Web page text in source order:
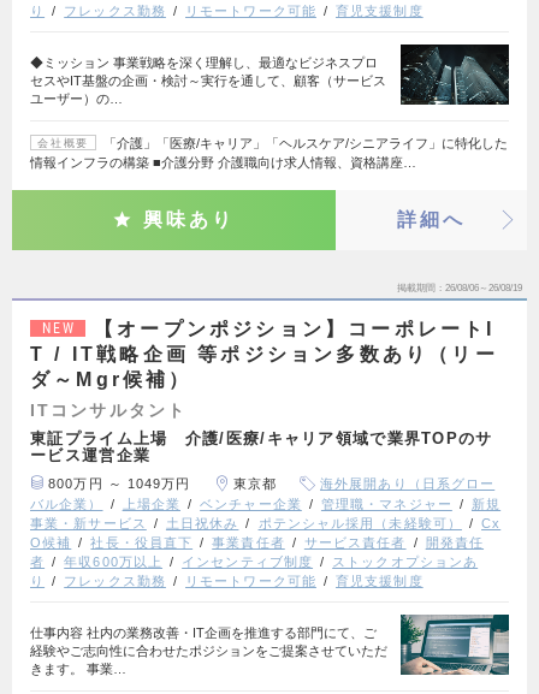
り
フレックス勤務 リモートワーク可能 育児支援制度
◆ミッション 事業戦略を深く理解し、最適なビジネスプロ
セスやIT基盤の企画・検討～実行を通して、顧客（サービス
ユーザー）の…
会社概要
「介護」「医療/キャリア」「ヘルスケア/シニアライフ」に特化した
情報インフラの構築 ■介護分野 介護職向け求人情報、資格講座…
興味あり 詳細へ
掲載期間 26/08/06～26/08/19
NEW
【オープンポジション】コーポレートI
T / IT戦略企画 等ポジション多数あり（リー
ダ～Mgr候補）
ITコンサルタント
東証プライム上場 介護/医療/キャリア領域で業界TOPのサ
ービス運営企業
800万円 ～ 1049万円 東京都
海外展開あり（日系グロー
バル企業）
上場企業 ベンチャー企業 管理職・マネジャー
新規
事業・新サービス
土日祝休み ポテンシャル採用（未経験可）
Cx
O候補
社長・役員直下 事業責任者 サービス責任者
開発責任
者
年収600万以上 インセンティブ制度
ストックオプションあ
り
フレックス勤務 リモートワーク可能 育児支援制度
仕事内容 社内の業務改善・IT企画を推進する部門にて、ご
経験やご志向性に合わせたポジションをご提案させていただ
きます。 事業…